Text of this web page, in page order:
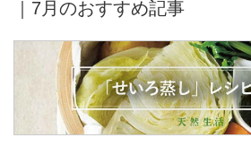
｜7月のおすすめ記事